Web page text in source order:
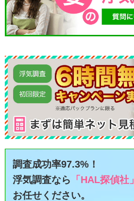
調査成功率97.3%！
浮気調査なら 「HAL探偵社」
お任せください。